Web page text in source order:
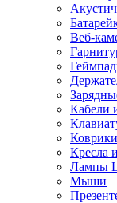
Веб-
Кабели
Кресла
Лампы
Мыши